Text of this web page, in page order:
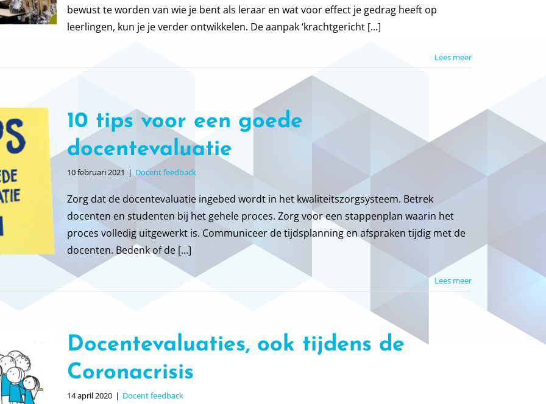
bewust te worden van wie je bent als leraar en wat voor effect je gedrag heeft op
leerlingen, kun je je verder ontwikkelen. De aanpak ‘krachtgericht [...]
Lees meer
10 tips voor een goede
docentevaluatie
10 februari 2021 | Docent feedback
Zorg dat de docentevaluatie ingebed wordt in het kwaliteitszorgsysteem. Betrek
docenten en studenten bij het gehele proces. Zorg voor een stappenplan waarin het
proces volledig uitgewerkt is. Communiceer de tijdsplanning en afspraken tijdig met de
docenten. Bedenk of de [...]
Lees meer
Docentevaluaties, ook tijdens de
Coronacrisis
14 april 2020 | Docent feedback